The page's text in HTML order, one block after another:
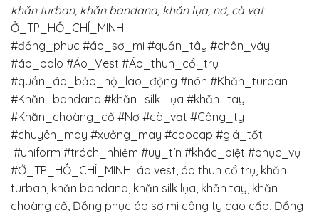
khăn turban, khăn bandana, khăn lụa, nơ, cà vạt
Ở_TP_HỒ_CHÍ_MINH
#đồng_phục #áo_sơ_mi #quần_tây #chân_váy
#áo_polo #Áo_Vest #Áo_thun_cổ_trụ
#quần_áo_bảo_hộ_lao_động #nón #Khăn_turban
#Khăn_bandana #khăn_silk_lụa #khăn_tay
#Khăn_choàng_cổ #Nơ #cà_vạt #Công_ty
#chuyên_may #xưởng_may #caocap #giá_tốt
#uniform #trách_nhiệm #uy_tín #khác_biệt #phục_vụ
#Ở_TP_HỒ_CHÍ_MINH áo vest, áo thun cổ trụ, khăn
turban, khăn bandana, khăn silk lụa, khăn tay, khăn
choàng cổ, Đồng phục áo sơ mi công ty cao cấp, Đồng